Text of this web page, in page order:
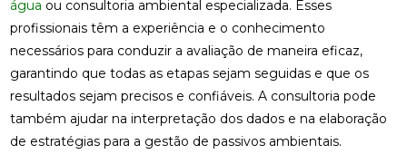
água ou consultoria ambiental especializada. Esses
profissionais têm a experiência e o conhecimento
necessários para conduzir a avaliação de maneira eficaz,
garantindo que todas as etapas sejam seguidas e que os
resultados sejam precisos e confiáveis. A consultoria pode
também ajudar na interpretação dos dados e na elaboração
de estratégias para a gestão de passivos ambientais.